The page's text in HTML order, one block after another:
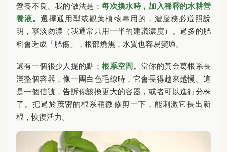
營養不良。我的做法是：每次換水時，加入稀釋的水耕營
養液。選擇通用型或觀葉植物專用的，濃度務必遵照說
明，寧淡勿濃（我通常只用一半的建議濃度）。過多的肥
料會造成「肥傷」，根部燒焦，水質也容易變壞。
還有一個很少人提的點：根系空間。 當你的黃金葛根系長
滿整個容器，像一團白色毛線時，它會長得越來越慢。這
是一個信號，告訴你該換更大的容器，或者可以進行分株
了。把過於茂密的根系稍微修剪一下，能刺激它長出新
根，恢復活力。